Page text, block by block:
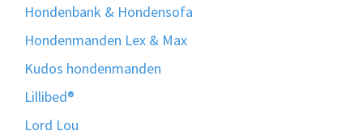
Hondenbank & Hondensofa
Hondenmanden Lex & Max
Kudos hondenmanden
Lillibed®
Lord Lou